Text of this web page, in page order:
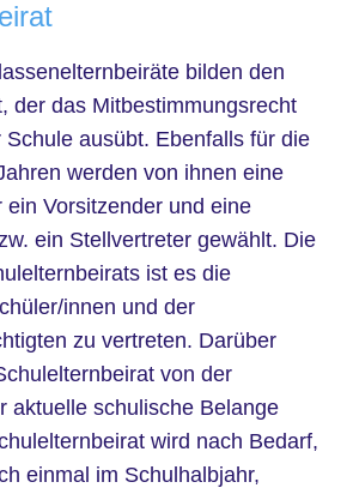
bilden den
der das Mitbestimmungsrecht
ausübt. Ebenfalls für die
werden von ihnen eine
ein Vorsitzender und eine
ein Stellvertreter gewählt. Die
ist es die
innen und der
zu vertreten. Darüber
von der
aktuelle schulische Belange
wird nach Bedarf,
einmal im Schulhalbjahr,